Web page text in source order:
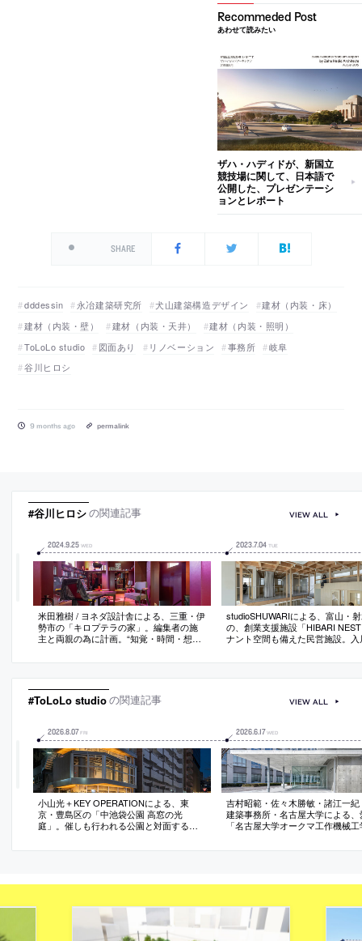
あわせて読みたい
ザハ・ハディドが、新国立
競技場に関して、日本語で
公開した、プレゼンテーシ
ョンとレポート
SHARE
dddessin 永冶建築研究所 犬山建築構造デザイン
建材（内装・床）
建材（内装・壁）
建材（内装・天井）
建材（内装・照明）
ToLoLo studio
図面あり リノベーション 事務所
岐阜
谷川ヒロシ
9 months ago permalink
#谷川ヒロシの関連記事
2024.9.25 WED
米田雅樹 / ヨネダ設計舎による、三重・伊
勢市の「キロプテラの家」。編集者の施
主と両親の為に計画。“知覚・時間・想
と選択”という趣旨の元に“モジュールを反
で“無限遠の様なループ性”も生み出す
2023.7.04 TUE
studioSHUWARIによる、富山・
の、創業支援施設「HIBARI
ナント空間も備えた民営施設。入
間の中に段差を設けて“一体感”と
構造体は施設の“象徴”でもあり在
VIEW ALL
#ToLoLo studioの関連記事
2026.8.07 FRI
小山光＋KEY OPERATIONによる、東
京・豊島区の「中池袋公園 高窓の光
庭」。催しも行われる公園と対面する敷
む”ファサードを意図し、高窓部分を後退
積の最大化も実現
2026.6.17 WED
吉村昭範・佐々木勝敏・諸江一紀
建築事務所・名古屋大学による、
「名古屋大学オークマ工作機械工
位置する場所での計画。全体の“
けも可能な建築を考案
VIEW ALL